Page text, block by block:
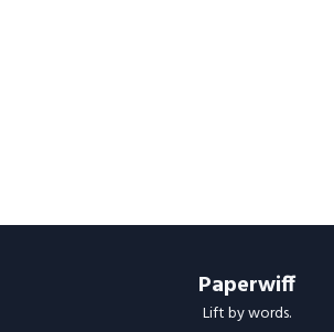
Paperwiff
Lift by words.